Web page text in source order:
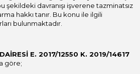
davranışı işverene tazminatsız
hakkı tanır. Bu konu ile ilgili
bulunmaktadır.
E. 2017/12550 K. 2019/14617
göre;